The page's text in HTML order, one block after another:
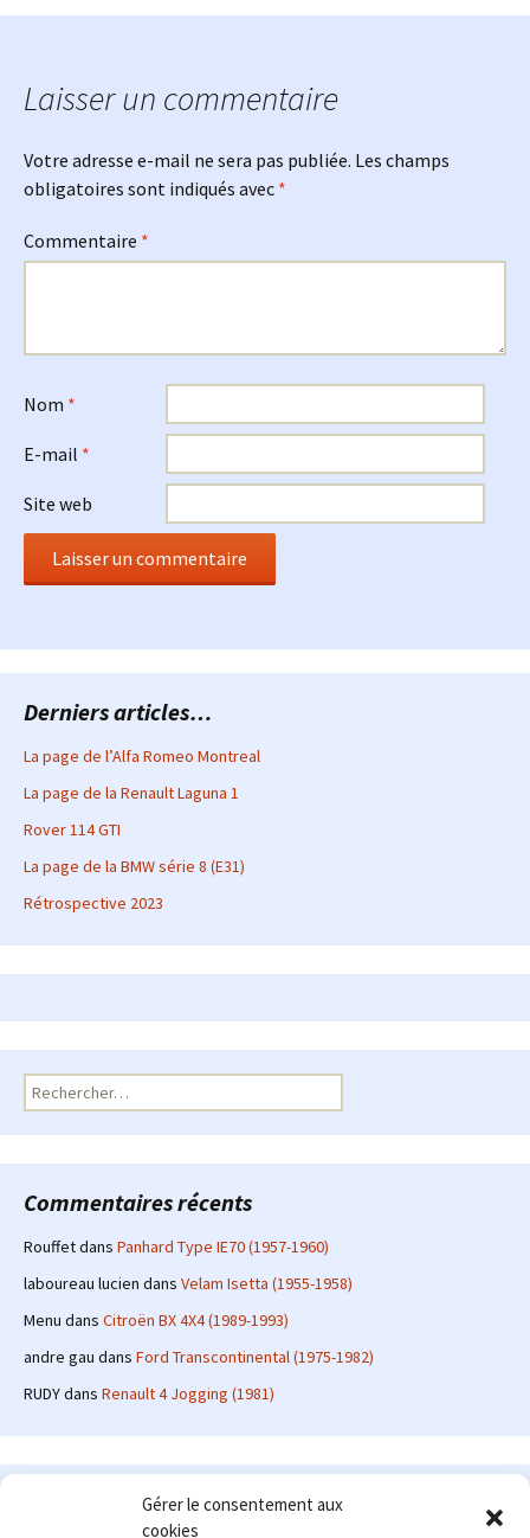
Gérer le consentement aux
cookies
Laisser un commentaire
Votre adresse e-mail ne sera pas publiée. Les champs
obligatoires sont indiqués avec *
Commentaire *
Nom *
E-mail *
Site web
Derniers articles…
La page de l’Alfa Romeo Montreal
La page de la Renault Laguna 1
Rover 114 GTI
La page de la BMW série 8 (E31)
Rétrospective 2023
Rechercher :
Commentaires récents
Rouffetdans Panhard Type IE70 (1957-1960)
laboureau lucien dans Velam Isetta (1955-1958)
Menu dans Citroën BX 4X4 (1989-1993)
andre gau dans Ford Transcontinental (1975-1982)
RUDYdans Renault 4 Jogging (1981)
Le site en quelques mots